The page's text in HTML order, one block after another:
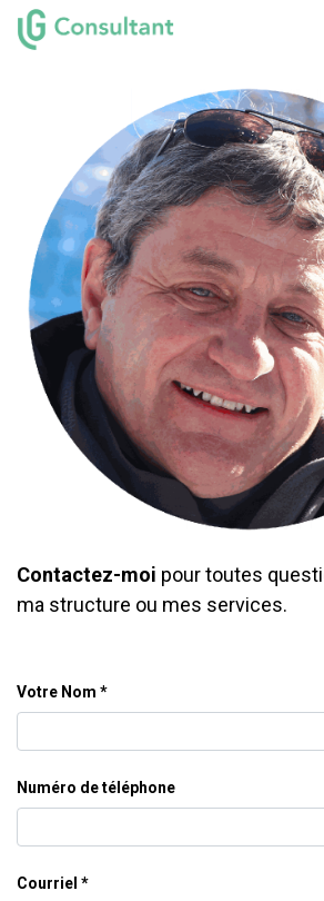
Contactez-moi pour toutes
ma structure ou mes services.
Votre Nom
Numéro de téléphone
Courriel